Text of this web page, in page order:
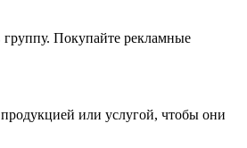
группу. Покупайте рекламные
или услугой, чтобы они